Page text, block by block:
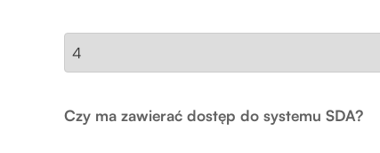
Czy ma zawierać dostęp do systemu SDA?